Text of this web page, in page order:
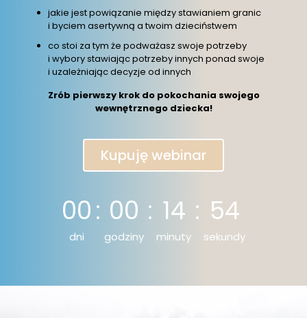
jakie jest powiązanie między stawianiem granic
i byciem asertywną a twoim dzieciństwem
co stoi za tym że podważasz swoje potrzeby
i wybory stawiając potrzeby innych ponad swoje
i uzależniając decyzje od innych
Zrób pierwszy krok do pokochania swojego
wewnętrznego dziecka!
Kupuję webinar
00
dni
: 00
godziny
: 14
minuty
: 54
sekundy